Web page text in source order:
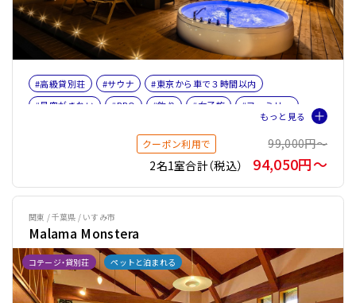
#高級貸別荘 #サウナ
#東京から車で３時間以内
#星空がきれい
#BBQ #釣り #女子旅
#ファミリー
クーポン利用で
99,000円〜
2名1室合計（税込）
94,050円〜
コテージ・貸別荘 ペットと泊まれる
関東 / 千葉県 / いすみ市
Malama Monstera